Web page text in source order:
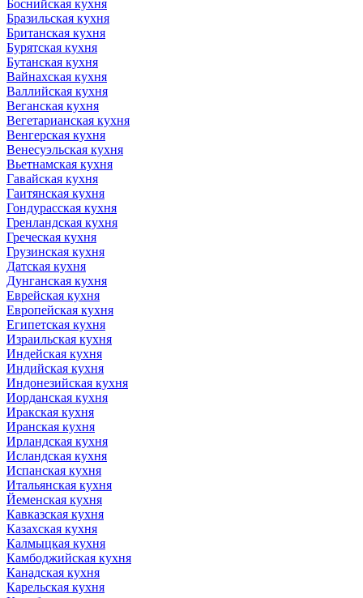
Боснийская кухня
Бразильская кухня
Британская кухня
Бурятская кухня
Бутанская кухня
Вайнахская кухня
Валлийская кухня
Веганская кухня
Вегетарианская кухня
Венгерская кухня
Венесуэльская кухня
Вьетнамская кухня
Гавайская кухня
Гаитянская кухня
Гондурасская кухня
Гренландская кухня
Греческая кухня
Грузинская кухня
Датская кухня
Дунганская кухня
Еврейская кухня
Европейская кухня
Египетская кухня
Израильская кухня
Индейская кухня
Индийская кухня
Индонезийская кухня
Иорданская кухня
Иракская кухня
Иранская кухня
Ирландская кухня
Исландская кухня
Испанская кухня
Итальянская кухня
Йеменская кухня
Кавказская кухня
Казахская кухня
Калмыцкая кухня
Камбоджийская кухня
Канадская кухня
Карельская кухня